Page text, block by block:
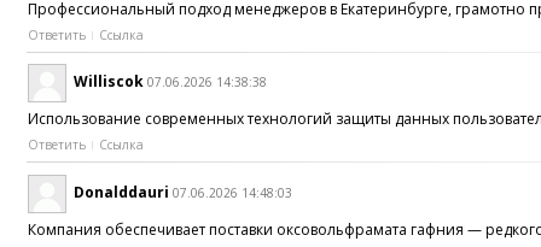
Профессиональный подход менеджеров в Екатеринбурге, грамотно
Ответить Ссылка
Williscok 07.06.2026 14:38:38
Использование современных технологий защиты данных
Ответить Ссылка
Donalddauri 07.06.2026 14:48:03
Компания обеспечивает поставки оксовольфрамата гафния —